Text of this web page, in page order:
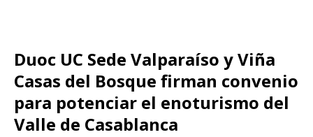
Duoc UC Sede Valparaíso y Viña
Casas del Bosque firman convenio
para potenciar el enoturismo del
Valle de Casablanca